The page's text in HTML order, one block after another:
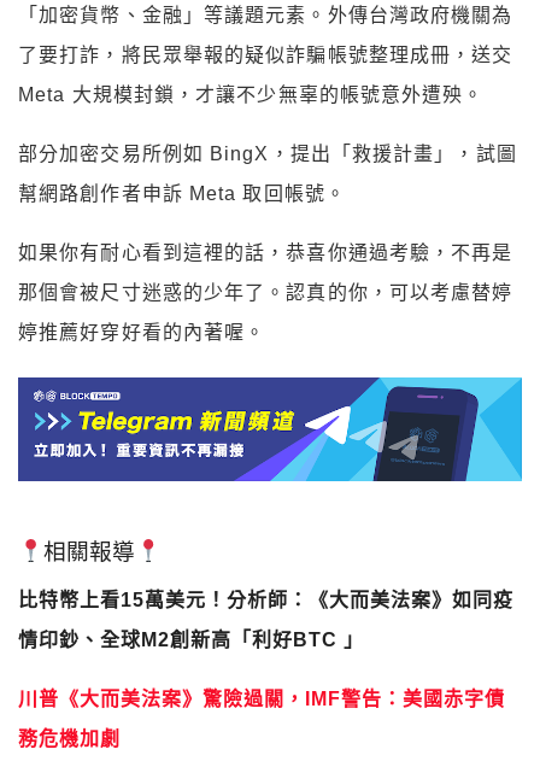
「加密貨幣、金融」等議題元素。外傳台灣政府機關為
了要打詐，將民眾舉報的疑似詐騙帳號整理成冊，送交
Meta 大規模封鎖，才讓不少無辜的帳號意外遭殃。
部分加密交易所例如 BingX，提出「救援計畫」，試圖
幫網路創作者申訴 Meta 取回帳號。
如果你有耐心看到這裡的話，恭喜你通過考驗，不再是
那個會被尺寸迷惑的少年了。認真的你，可以考慮替婷
婷推薦好穿好看的內著喔。
相關報導
比特幣上看15萬美元！分析師：《大而美法案》如同疫
情印鈔、全球M2創新高「利好BTC 」
川普《大而美法案》驚險過關，IMF警告：美國赤字債
務危機加劇